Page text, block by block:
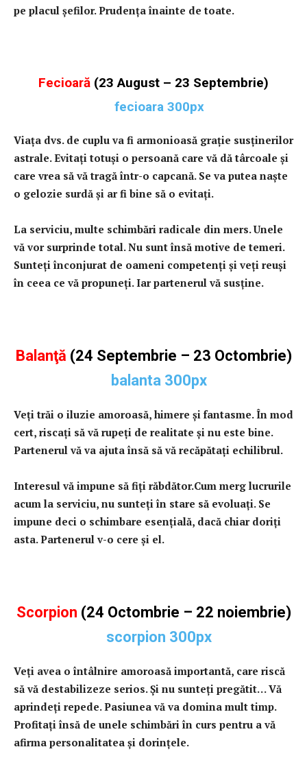
pe placul şefilor. Prudenţa înainte de toate.
Fecioară (23 August – 23 Septembrie)
Viaţa dvs. de cuplu va fi armonioasă graţie susţinerilor
astrale. Evitaţi totuşi o persoană care vă dă târcoale şi
care vrea să vă tragă într-o capcană. Se va putea naşte
o gelozie surdă şi ar fi bine să o evitaţi.
La serviciu, multe schimbări radicale din mers. Unele
vă vor surprinde total. Nu sunt însă motive de temeri.
Sunteţi înconjurat de oameni competenţi şi veţi reuşi
în ceea ce vă propuneţi. Iar partenerul vă susţine.
Balanţă (24 Septembrie – 23 Octombrie)
Veţi trăi o iluzie amoroasă, himere şi fantasme. În mod
cert, riscaţi să vă rupeţi de realitate şi nu este bine.
Partenerul vă va ajuta însă să vă recăpătaţi echilibrul.
Interesul vă impune să fiţi răbdător.Cum merg lucrurile
acum la serviciu, nu sunteţi în stare să evoluaţi. Se
impune deci o schimbare esenţială, dacă chiar doriţi
asta. Partenerul v-o cere şi el.
Scorpion (24 Octombrie – 22 noiembrie)
Veţi avea o întâlnire amoroasă importantă, care riscă
să vă destabilizeze serios. Şi nu sunteţi pregătit… Vă
aprindeţi repede. Pasiunea vă va domina mult timp.
Profitaţi însă de unele schimbări în curs pentru a vă
afirma personalitatea şi dorinţele.